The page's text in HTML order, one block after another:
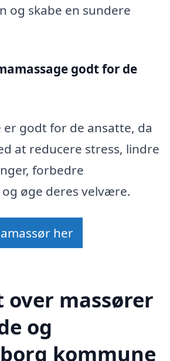
og skabe en sundere
godt for de
er godt for de ansatte, da
at reducere stress, lindre
forbedre
øge deres velvære.
her
over massører
og
kommune